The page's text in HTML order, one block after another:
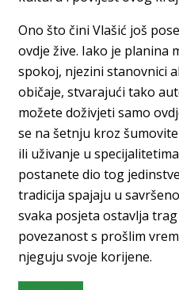
Ono što čini Vlašić još
ovdje žive. Iako je planina
spokoj, njezini stanovnici
običaje, stvarajući tako
možete doživjeti samo
se na šetnju kroz
ili uživanje u
postanete dio tog
tradicija spajaju u
svaka posjeta ostavlja
povezanost s prošlim
njeguju svoje korijene.